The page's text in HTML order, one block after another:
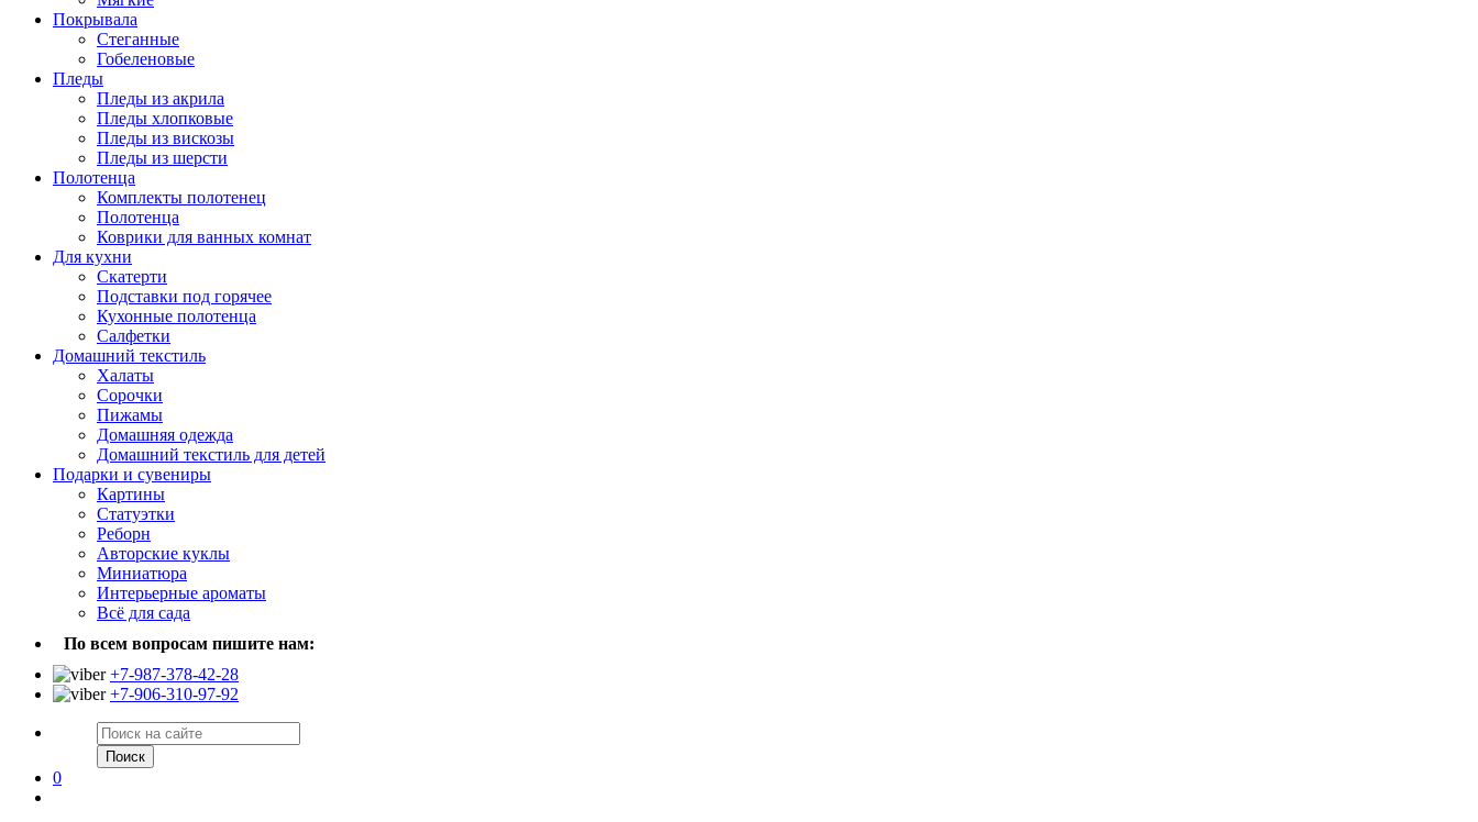
Покрывала
Стеганные
Гобеленовые
Пледы
Пледы из акрила
Пледы хлопковые
Пледы из вискозы
Пледы из шерсти
Полотенца
Комплекты полотенец
Полотенца
Коврики для ванных комнат
Для кухни
Скатерти
Подставки под горячее
Кухонные полотенца
Салфетки
Домашний текстиль
Халаты
Сорочки
Пижамы
Домашняя одежда
Домашний текстиль для детей
Подарки и сувениры
Картины
Статуэтки
Реборн
Авторские куклы
Миниатюра
Интерьерные ароматы
Всё для сада
По всем вопросам пишите нам:
+7-987-378-42-28
+7-906-310-97-92
Поиск
0